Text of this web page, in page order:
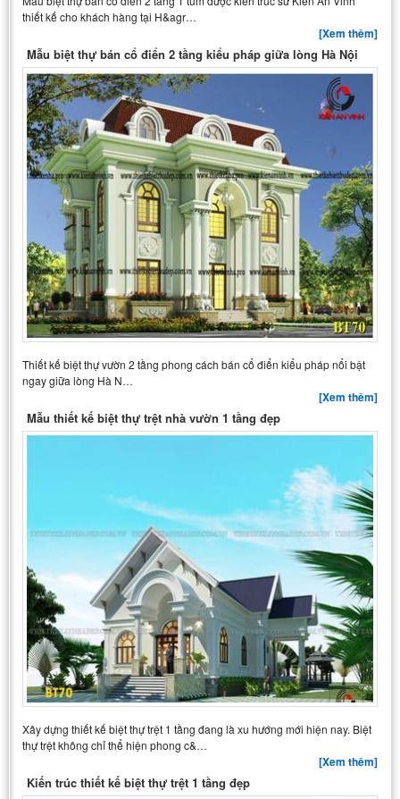
thiết kế cho khách hàng tại H&agr…
[Xem thêm]
Mẫu biệt thự bán cổ điển 2 tầng kiểu pháp giữa lòng Hà Nội
Thiết kế biệt thự vườn 2 tầng phong cách bán cổ điển kiểu pháp nổi bật
ngay giữa lòng Hà N…
[Xem thêm]
Mẫu thiết kế biệt thự trệt nhà vườn 1 tầng đẹp
Xây dựng thiết kế biệt thự trệt 1 tầng đang là xu hướng mới hiện nay. Biệt
thự trệt không chỉ thể hiện phong c&…
[Xem thêm]
Kiến trúc thiết kế biệt thự trệt 1 tầng đẹp